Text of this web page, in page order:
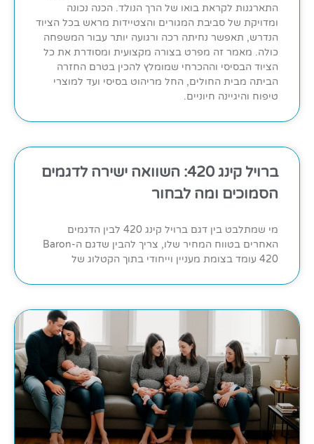
התארגנות לקראת בואו של הרך הנולד. הכנה נכונה
ומדויקת של סביבת המגורים והצטיידות מראש בכל הציוד
הנדרש, תאפשר נחיתה רכה ורגועה יותר עבור המשפחה
כולה. מאמר זה מפרט בצורה מקצועית ומסודרת את כל
הציוד הבסיסי וההכרחי שמומלץ להכין בטרם החזרה
הביתה מבית החולים, החל מריהוט בסיסי ועד למוצרי
טיפוח והיגיינה חיוניים.
ברויל קינג 420: השוואה ישירה לדגמים
הסמוכים ומה לבחור
מי שמתלבט בין דגם ברויל קינג 420 לבין הדגמים
האחרים בטווח המחיר שלו, צריך להבין שדגם ה-Baron
420 עומד בצומת מעניין וייחודי בתוך הקטלוג של